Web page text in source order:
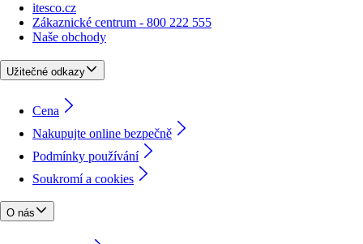
itesco.cz
Zákaznické centrum - 800 222 555
Naše obchody
Užitečné odkazy
Cena
Nakupujte online bezpečně
Podmínky používání
Soukromí a cookies
O nás